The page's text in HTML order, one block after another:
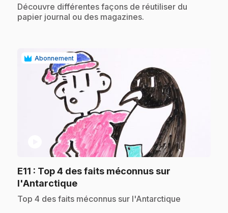
.Découvre différentes façons de réutiliser du
papier journal ou des magazines.
Abonnement
E11 : Top 4 des faits méconnus sur
l'Antarctique.
.Top 4 des faits méconnus sur l'Antarctique